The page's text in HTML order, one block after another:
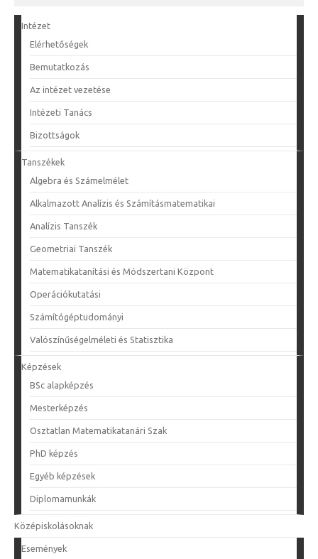
Intézet
Elérhetőségek
Bemutatkozás
Az intézet vezetése
Intézeti Tanács
Bizottságok
Tanszékek
Algebra és Számelmélet
Alkalmazott Analízis és Számításmatematikai
Analízis Tanszék
Geometriai Tanszék
Matematikatanítási és Módszertani Központ
Operációkutatási
Számítógéptudományi
Valószínűségelméleti és Statisztika
Képzések
BSc alapképzés
Mesterképzés
Osztatlan Matematikatanári Szak
PhD képzés
Egyéb képzések
Diplomamunkák
Középiskolásoknak
Események